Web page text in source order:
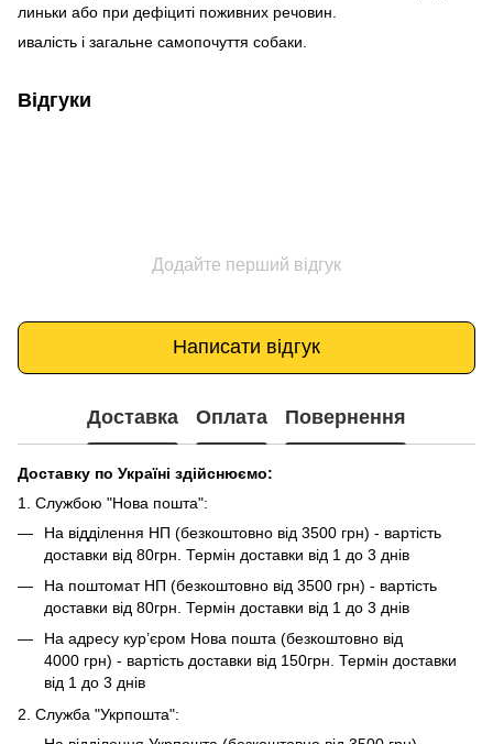
линьки або при дефіциті поживних речовин.
ивалість і загальне самопочуття собаки.
Відгуки
Додайте перший відгук
Написати відгук
Доставка Оплата Повернення
Доставку по Україні здійснюємо:
1. Службою "Нова пошта":
На відділення НП (безкоштовно від 3500 грн) - вартість
доставки від 80грн. Термін доставки від 1 до 3 днів
На поштомат НП (безкоштовно від 3500 грн) - вартість
доставки від 80грн. Термін доставки від 1 до 3 днів
На адресу кур’єром Нова пошта (безкоштовно від
4000 грн) - вартість доставки від 150грн. Термін доставки
від 1 до 3 днів
2. Служба "Укрпошта":